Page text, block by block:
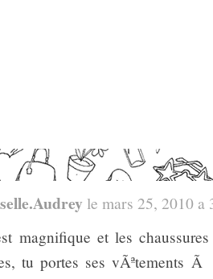
le mars 25, 2010 a
magnifique et les
tu portes ses vÃªtements